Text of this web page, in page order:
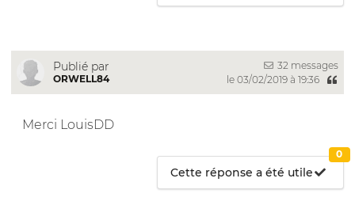
Publié par
ORWELL84
32 messages
le 03/02/2019 à 19:36
Merci LouisDD
Cette réponse a été utile
0